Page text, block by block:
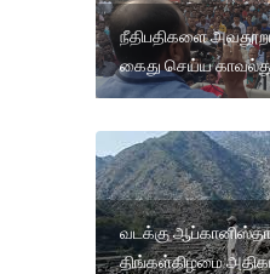
நீதிபதிகளை
கைது செய்ய
வடக்கு
திங்கள்கிழமை